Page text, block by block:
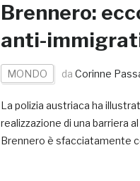
Brennero:
anti-
MONDO da Corinne
La polizia austriaca ha
realizzazione di una barriera
Brennero è sfacciatamente